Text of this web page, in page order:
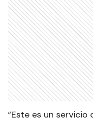
“Este es un